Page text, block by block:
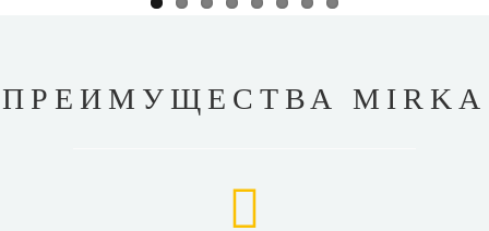
ПРЕИМУЩЕСТВА MIRKA